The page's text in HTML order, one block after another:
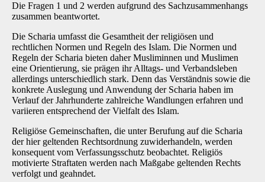
Die Fragen 1 und 2 werden aufgrund des Sachzusammenhangs
zusammen beantwortet.
Die Scharia umfasst die Gesamtheit der religiösen und
rechtlichen Normen und Regeln des Islam. Die Normen und
Regeln der Scharia bieten daher Musliminnen und Muslimen
eine Orientierung, sie prägen ihr Alltags- und Verbandsleben
allerdings unterschiedlich stark. Denn das Verständnis sowie die
konkrete Auslegung und Anwendung der Scharia haben im
Verlauf der Jahrhunderte zahlreiche Wandlungen erfahren und
variieren entsprechend der Vielfalt des Islam.
Religiöse Gemeinschaften, die unter Berufung auf die Scharia
der hier geltenden Rechtsordnung zuwiderhandeln, werden
konsequent vom Verfassungsschutz beobachtet. Religiös
motivierte Straftaten werden nach Maßgabe geltenden Rechts
verfolgt und geahndet.